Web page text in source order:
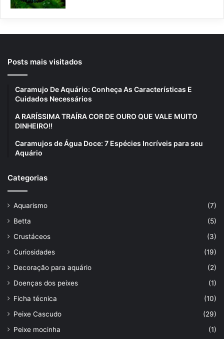
Posts mais visitados
Caramujo De Aquário: Conheça As Características E
Cuidados Necessários
A RARÍSSIMA TRAÍRA COR DE OURO QUE VALE MUITO
DINHEIRO!!
Caramujos de Água Doce: 7 Espécies Incríveis para seu
Aquário
Categorias
Aquarismo
(7)
Betta
(5)
Crustáceos
(3)
Curiosidades
(19)
Decoração para aquário
(2)
Doenças dos peixes
(1)
Ficha técnica
(10)
Peixe Cascudo
(29)
Peixe mocinha
(1)